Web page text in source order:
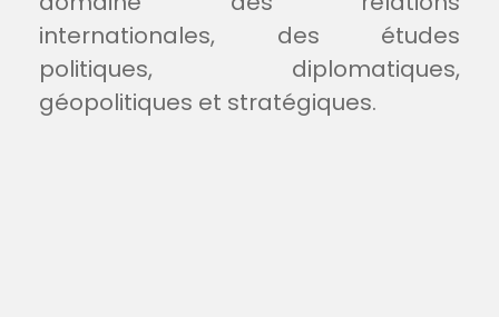
internationales, des études
politiques, diplomatiques,
géopolitiques et stratégiques.